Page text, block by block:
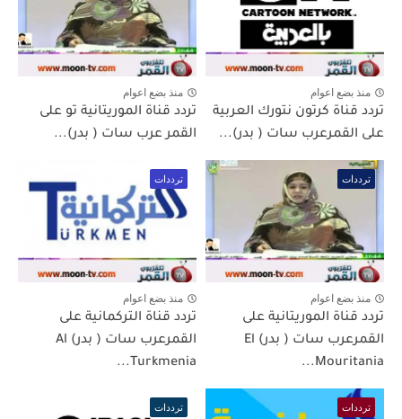
منذ بضع اعوام
تردد قناة كرتون نتورك العربية
على القمرعرب سات ( بدر)...
منذ بضع اعوام
تردد قناة الموريتانية تو على
القمر عرب سات ( بدر)...
ترددات
منذ بضع اعوام
تردد قناة الموريتانية على
القمرعرب سات ( بدر) El
Mouritania...
ترددات
منذ بضع اعوام
تردد قناة التركمانية على
القمرعرب سات ( بدر) Al
Turkmenia...
ترددات ترددات